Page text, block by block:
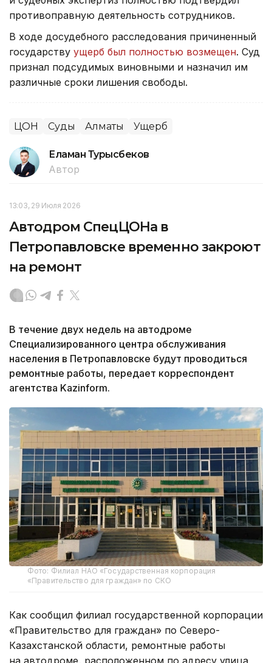
противоправную деятельность сотрудников.
В ходе досудебного расследования причиненный
государству ущерб был полностью возмещен. Суд
признал подсудимых виновными и назначил им
различные сроки лишения свободы.
ЦОН Суды Алматы Ущерб
Еламан Турысбеков
Автор
13:03, 29 Июля 2026
Автодром СпецЦОНа в
Петропавловске временно закроют
на ремонт
В течение двух недель на автодроме
Специализированного центра обслуживания
населения в Петропавловске будут проводиться
ремонтные работы, передает корреспондент
агентства Kazinform.
Фото: Филиал НАО «Государственная корпорация
«Правительство для граждан» по СКО
Как сообщил филиал государственной корпорации
«Правительство для граждан» по Северо-
Казахстанской области, ремонтные работы